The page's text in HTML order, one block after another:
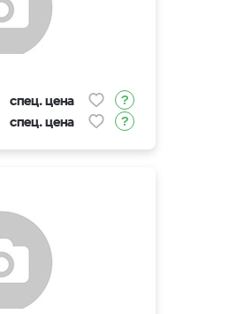
спец. цена
спец. цена